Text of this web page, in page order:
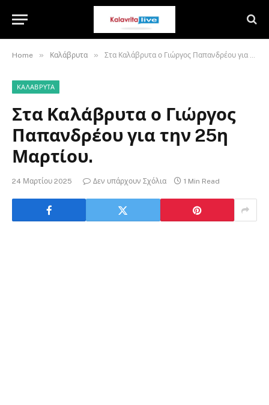
Home » Καλάβρυτα » Στα Καλάβρυτα ο Γιώργος Παπανδρέου για την 25η Μαρτίου.
ΚΑΛΆΒΡΥΤΑ
Στα Καλάβρυτα ο Γιώργος
Παπανδρέου για την 25η
Μαρτίου.
24 Μαρτίου 2025 Δεν υπάρχουν Σχόλια 1 Min Read